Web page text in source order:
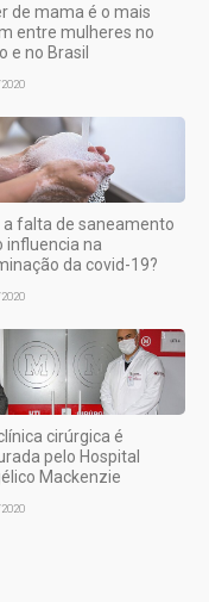
de mama é o mais
entre mulheres no
e no Brasil
a falta de saneamento
influencia na
da covid-19?
cirúrgica é
pelo Hospital
Mackenzie